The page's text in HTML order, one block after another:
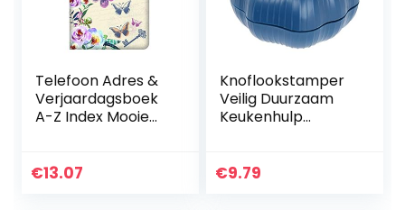
Telefoon Adres &
Verjaardagsboek
A-Z Index Mooie
Zachte
€13.07
Knoflookstamper
Veilig Duurzaam
Keukenhulp
€9.79